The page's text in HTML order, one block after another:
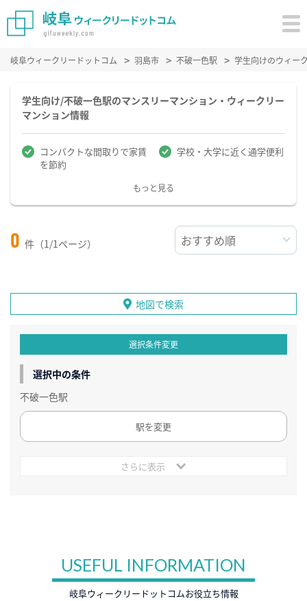
岐阜ウィークリードットコム 羽島市 不破一色駅 学生向けのウィー
学生向け/不破一色駅のマンスリーマンション・ウィークリー
マンション情報
コンパクトな間取りで家賃
を節約
学校・大学に近く通学便利
もっと見る
0 件（1/1ページ）
地図で検索
選択条件変更
選択中の条件
不破一色駅
駅を変更
さらに表示
USEFUL INFORMATION
岐阜ウィークリードットコムお役立ち情報